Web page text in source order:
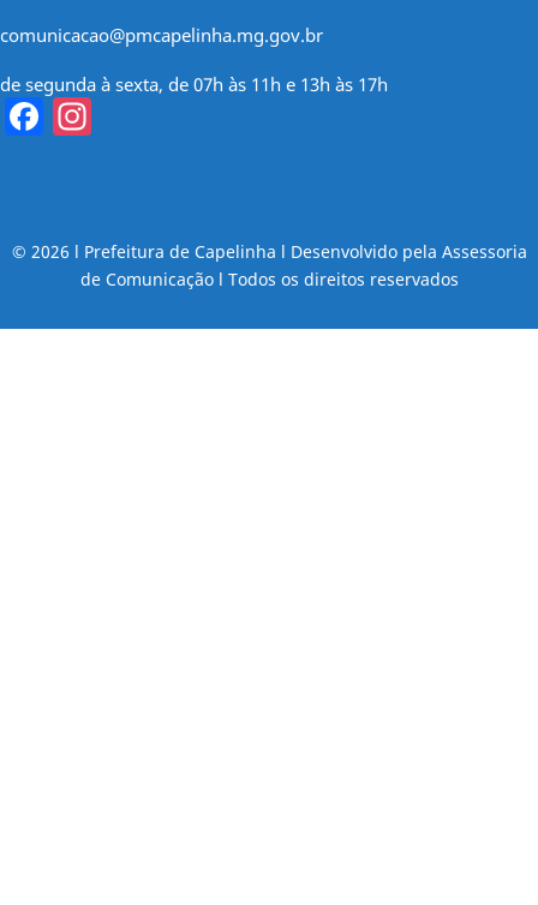
comunicacao@pmcapelinha.mg.gov.br
de segunda à sexta, de 07h às 11h e 13h às 17h
Facebook
© 2026 l Prefeitura de Capelinha l Desenvolvido pela Assessoria
de Comunicação l Todos os direitos reservados